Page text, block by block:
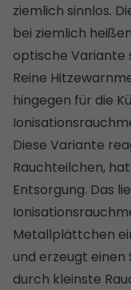
ziemlich sinnlos.
bei ziemlich
optische Variante
Reine
hingegen für die
Diese Variante
Rauchteilchen,
Entsorgung. Das
Metallplättchen
und erzeugt einen
durch kleinste